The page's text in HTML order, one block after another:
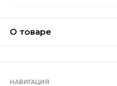
О товаре
НАВИГАЦИЯ